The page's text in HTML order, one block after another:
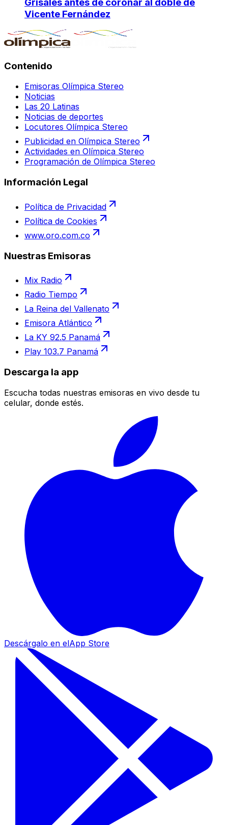
Grisales antes de coronar al doble de
Vicente Fernández
Contenido
Emisoras Olímpica Stereo
Noticias
Las 20 Latinas
Noticias de deportes
Locutores Olímpica Stereo
Publicidad en Olímpica Stereo
Actividades en Olímpica Stereo
Programación de Olímpica Stereo
Información Legal
Política de Privacidad
Política de Cookies
www.oro.com.co
Nuestras Emisoras
Mix Radio
Radio Tiempo
La Reina del Vallenato
Emisora Atlántico
La KY 92.5 Panamá
Play 103.7 Panamá
Descarga la app
Escucha todas nuestras emisoras en vivo desde tu
celular, donde estés.
Descárgalo en elApp Store